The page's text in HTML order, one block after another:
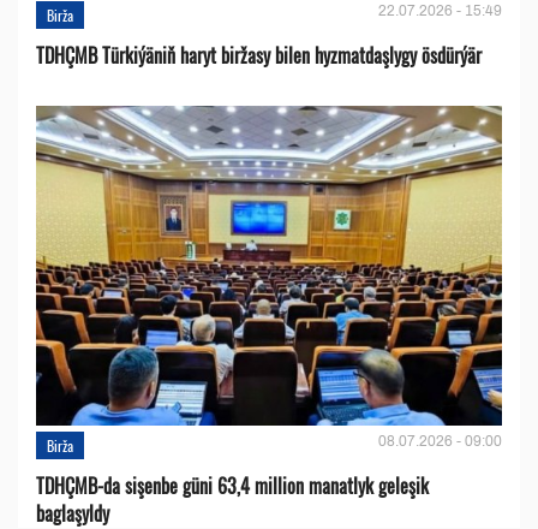
Birža 22.07.2026 - 15:49
TDHÇMB Türkiýäniň haryt biržasy bilen hyzmatdaşlygy ösdürýär
Birža 08.07.2026 - 09:00
TDHÇMB-da sişenbe güni 63,4 million manatlyk geleşik
baglaşyldy